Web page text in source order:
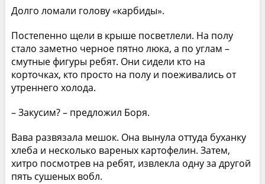
Долго ломали голову «карбиды».
Постепенно щели в крыше посветлели. На полу
стало заметно черное пятно люка, а по углам –
смутные фигуры ребят. Они сидели кто на
корточках, кто просто на полу и поеживались от
утреннего холода.
– Закусим? – предложил Боря.
Вава развязала мешок. Она вынула оттуда буханку
хлеба и несколько вареных картофелин. Затем,
хитро посмотрев на ребят, извлекла одну за другой
пять сушеных вобл.